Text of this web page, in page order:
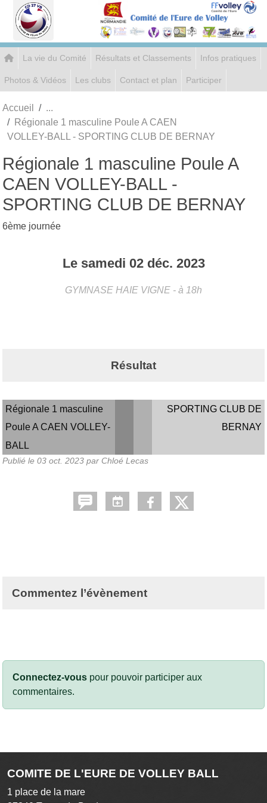
La vie du Comité Résultats et Classements Infos pratiques
Photos & Vidéos Les clubs Contact et plan Participer
Accueil
Régionale 1 masculine Poule A CAEN
VOLLEY-BALL - SPORTING CLUB DE BERNAY
Régionale 1 masculine Poule A
CAEN VOLLEY-BALL -
SPORTING CLUB DE BERNAY
6ème journée
Le samedi 02 déc. 2023
GYMNASE HAIE VIGNE - à 18h
Résultat
Régionale 1 masculine
Poule A CAEN VOLLEY-
BALL
SPORTING CLUB DE
BERNAY
Publié le 03 oct. 2023 par Chloé Lecas
Commentez l’évènement
Connectez-vous pour pouvoir participer aux
commentaires.
COMITE DE L'EURE DE VOLLEY BALL
1 place de la mare
Panneau de gestion des cookies